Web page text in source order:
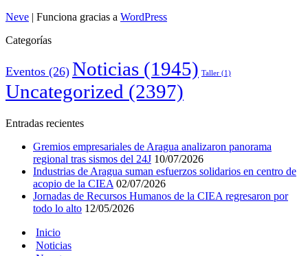
Neve | Funciona gracias a WordPress
Categorías
Eventos (26) Noticias (1945) Taller (1)
Uncategorized (2397)
Entradas recientes
Gremios empresariales de Aragua analizaron panorama
regional tras sismos del 24J 10/07/2026
Industrias de Aragua suman esfuerzos solidarios en centro de
acopio de la CIEA 02/07/2026
Jornadas de Recursos Humanos de la CIEA regresaron por
todo lo alto 12/05/2026
Inicio
Noticias